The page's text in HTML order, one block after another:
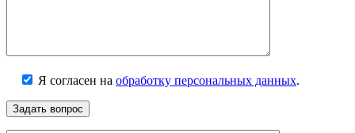
Я согласен на обработку персональных данных.